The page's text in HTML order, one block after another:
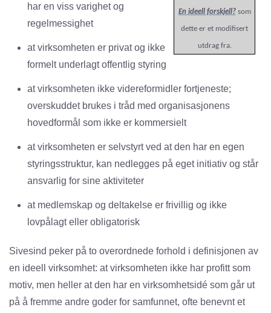
En ideell forskjell?som
dette er et modifisert
utdrag fra.
har en viss varighet og
regelmessighet
at virksomheten er privat og ikke
formelt underlagt offentlig styring
at virksomheten ikke videreformidler fortjeneste;
overskuddet brukes i tråd med organisasjonens
hovedformål som ikke er kommersielt
at virksomheten er selvstyrt ved at den har en egen
styringsstruktur, kan nedlegges på eget initiativ og står
ansvarlig for sine aktiviteter
at medlemskap og deltakelse er frivillig og ikke
lovpålagt eller obligatorisk
Sivesind peker på to overordnede forhold i definisjonen av
en ideell virksomhet: at virksomheten ikke har profitt som
motiv, men heller at den har en virksomhetsidé som går ut
på å fremme andre goder for samfunnet, ofte benevnt et